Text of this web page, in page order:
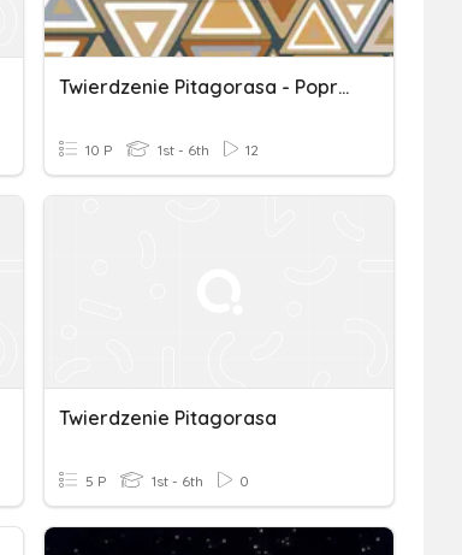
Twierdzenie Pitagorasa - Poprawa
10 P 1st - 6th 12
Twierdzenie Pitagorasa
5 P 1st - 6th 0